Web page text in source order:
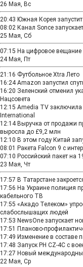
26 Мая, Вс
20:43 Южная Корея
08:02 Канал Sonce
25 Мая, Сб
07:15 На цифровое
24 Мая, Пт
21:16 Футбольное Xtra Лето
16:24 Amazon запустил
16:20 Зеленский отменил
Нацсовета
12:15 Amedia TV заключила
International
12:14 Выручка от продажи
выросла до £9,2 млн
12:10 В этом году Китай
08:01 Ракета Falcon 9 с
07:10 Российский пакет на
23 Мая, Чт
17:57 В Татарстане
17:56 На Украине полиция
кабельного ТВ
17:55 «Акадо Телеком»
слабослышащих людей
17:53 NewsOne запускает
17:51 Планово-
17:49 Изменение в составе
17:48 Запуск РН CZ-4C с
17:27 Новый
22 Мая, Ср